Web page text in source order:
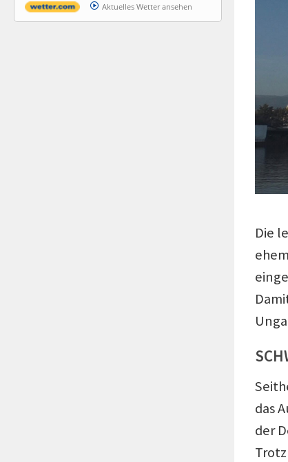
Die
das
der
Aktuelles Wetter ansehen